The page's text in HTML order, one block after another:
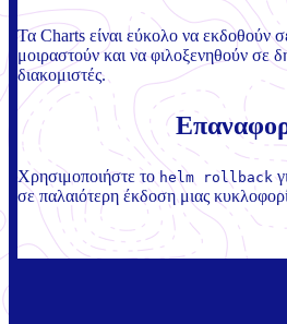
Τα Charts είναι εύκολο να εκδοθούν
μοιραστούν και να φιλοξενηθούν σε
διακομιστές.
Χρησιμοποιήστε το helm rollback
σε παλαιότερη έκδοση μιας